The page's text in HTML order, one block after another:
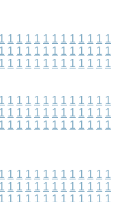
1 1 1 1 1 1 1 1 1 1 1 1 1
1 1 1 1 1 1 1 1 1 1 1 1 1
1 1 1 1 1 1 1 1 1 1 1 1 1
1 1 1 1 1 1 1 1 1 1 1 1 1
1 1 1 1 1 1 1 1 1 1 1 1 1
1 1 1 1 1 1 1 1 1 1 1 1 1
1 1 1 1 1 1 1 1 1 1 1 1 1
1 1 1 1 1 1 1 1 1 1 1 1 1
1 1 1 1 1 1 1 1 1 1 1 1 1